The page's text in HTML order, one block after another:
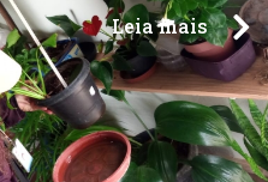
Leia mais